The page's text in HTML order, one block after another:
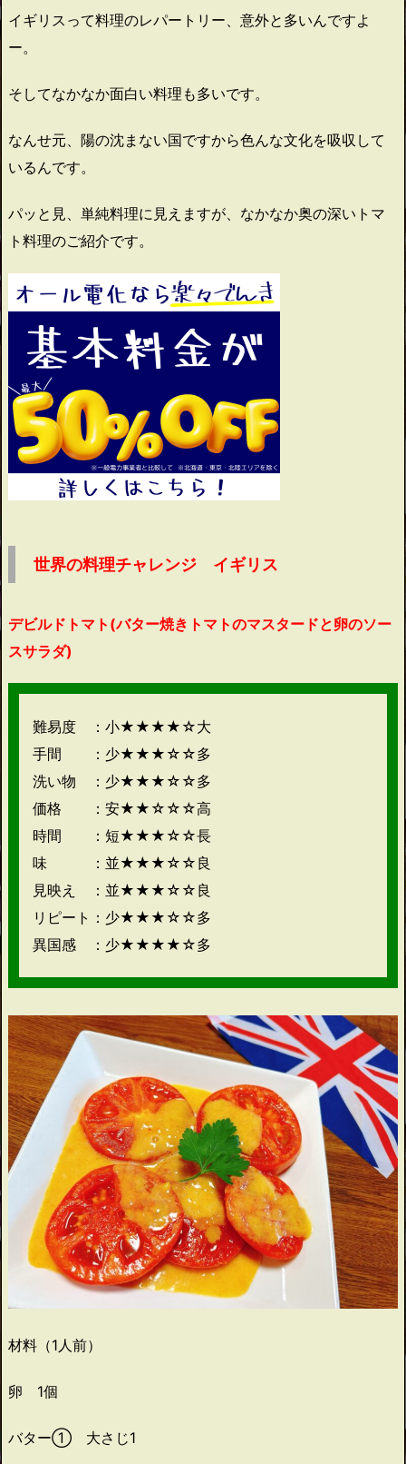
イギリスって料理のレパートリー、意外と多いんですよ
ー。
そしてなかなか面白い料理も多いです。
なんせ元、陽の沈まない国ですから色んな文化を吸収して
いるんです。
パッと見、単純料理に見えますが、なかなか奥の深いトマ
ト料理のご紹介です。
世界の料理チャレンジ イギリス
デビルドトマト(バター焼きトマトのマスタードと卵のソー
スサラダ)
難易度 ：小★★★★☆大
手間 ：少★★★☆☆多
洗い物 ：少★★★☆☆多
価格 ：安★★☆☆☆高
時間 ：短★★★☆☆長
味 ：並★★★☆☆良
見映え ：並★★★☆☆良
リピート：少★★★☆☆多
異国感 ：少★★★★☆多
材料（1人前）
卵 1個
バター① 大さじ1